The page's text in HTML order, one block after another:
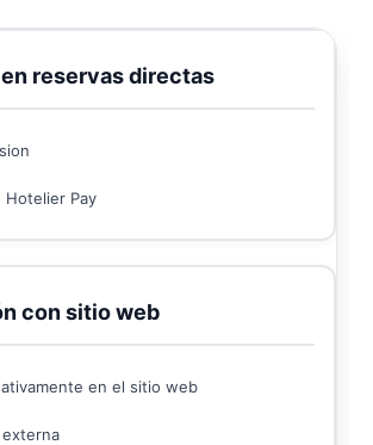
reservas directas
Hotelier Pay
con sitio web
en el sitio web
externa